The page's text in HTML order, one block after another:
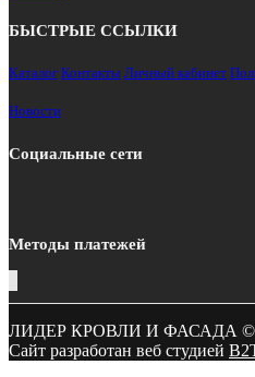
БЫСТРЫЕ ССЫЛКИ
Каталог Контакты Личный кабинет
Новости
Социальные сети
Методы платежей
ЛИДЕР КРОВЛИ И ФАСАДА ©
Сайт разработан веб студией